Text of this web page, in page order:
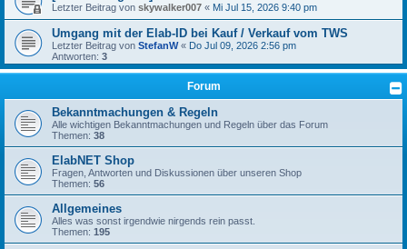
Letzter Beitrag von skywalker007 « Mi Jul 15, 2026 9:40 pm
Umgang mit der Elab-ID bei Kauf / Verkauf vom TWS
Letzter Beitrag von StefanW« Do Jul 09, 2026 2:56 pm
Antworten: 3
Forum
Bekanntmachungen & Regeln
Alle wichtigen Bekanntmachungen und Regeln über das Forum
Themen: 38
ElabNET Shop
Fragen, Antworten und Diskussionen über unseren Shop
Themen: 56
Allgemeines
Alles was sonst irgendwie nirgends rein passt.
Themen: 195